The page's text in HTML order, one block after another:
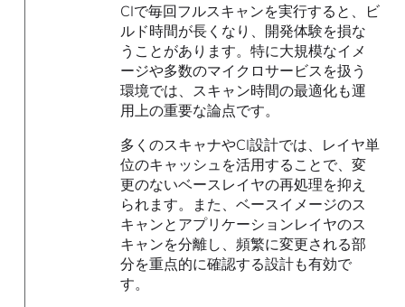
CIで毎回フルスキャンを実行すると、ビ
ルド時間が長くなり、開発体験を損な
うことがあります。特に大規模なイメ
ージや多数のマイクロサービスを扱う
環境では、スキャン時間の最適化も運
用上の重要な論点です。
多くのスキャナやCI設計では、レイヤ単
位のキャッシュを活用することで、変
更のないベースレイヤの再処理を抑え
られます。また、ベースイメージのス
キャンとアプリケーションレイヤのス
キャンを分離し、頻繁に変更される部
分を重点的に確認する設計も有効で
す。